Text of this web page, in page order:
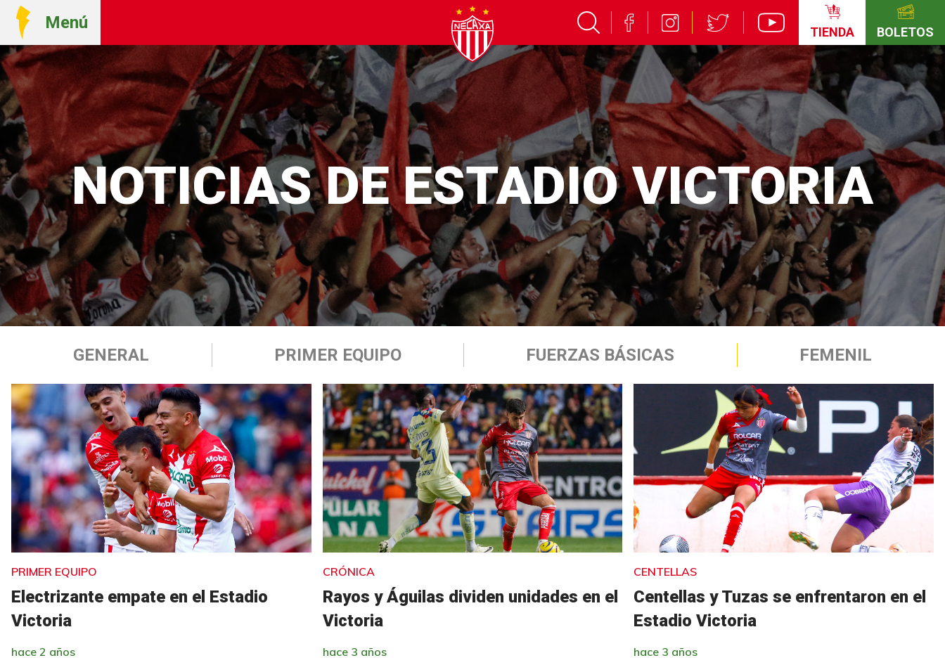
Menú TIENDA BOLETOS
NOTICIAS DE ESTADIO VICTORIA
GENERAL PRIMER EQUIPO FUERZAS BÁSICAS FEMENIL
PRIMER EQUIPO
Electrizante empate en el Estadio
Victoria
hace 2 años
CRÓNICA
Rayos y Águilas dividen unidades en el
Victoria
hace 3 años
CENTELLAS
Centellas y Tuzas se enfrentaron en el
Estadio Victoria
hace 3 años